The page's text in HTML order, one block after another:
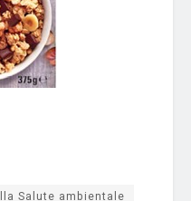
Salute ambientale